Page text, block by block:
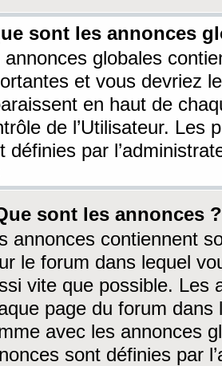
sont les annonces
annonces globales
et vous devriez
en haut de
de l’Utilisateur. Les
définies par
sont les annonces ?
annonces contiennent
le forum dans lequel
vite que possible. Les
page du forum dans
avec les annonces
sont définies par